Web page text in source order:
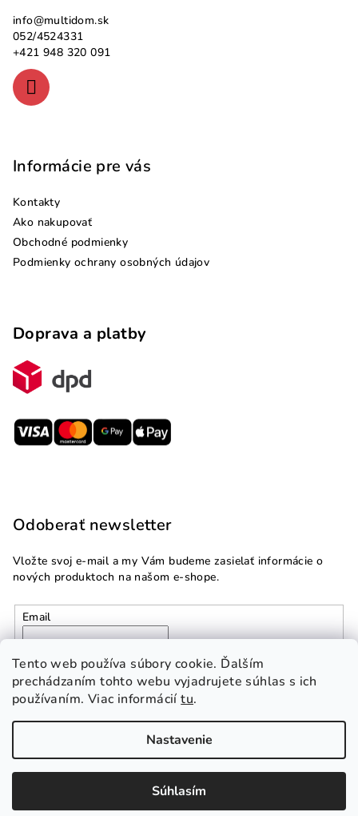
Tento web používa súbory cookie. Ďalším
prechádzaním tohto webu vyjadrujete súhlas s ich
používaním. Viac informáciítu.
Nastavenie
Súhlasím
info@multidom.sk
052/4524331
+421 948 320 091
Informácie pre vás
Kontakty
Ako nakupovať
Obchodné podmienky
Podmienky ochrany osobných údajov
Doprava a platby
Odoberať newsletter
Vložte svoj e-mail a my Vám budeme zasielať informácie o
nových produktoch na našom e-shope.
Email
Vložením e-mailu súhlasíte s
podmienkami ochrany
osobných údajov
Prihlásiť sa
Vytvoril Shoptet Premium